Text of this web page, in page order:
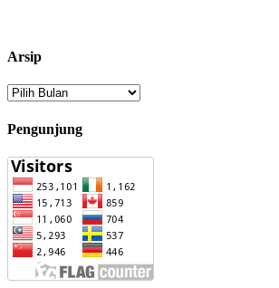
Arsip
Arsip
Pengunjung